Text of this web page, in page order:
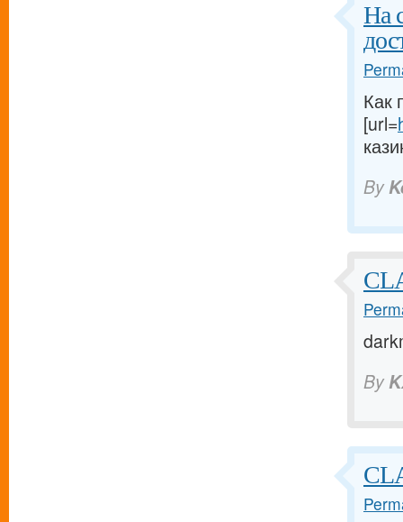
На
Как
[url=
By
By